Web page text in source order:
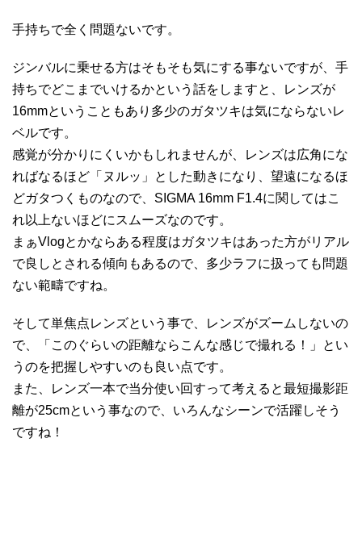
手持ちで全く問題ないです。
ジンバルに乗せる方はそもそも気にする事ないですが、手
持ちでどこまでいけるかという話をしますと、レンズが
16mmということもあり多少のガタツキは気にならないレ
ベルです。
感覚が分かりにくいかもしれませんが、レンズは広角にな
ればなるほど「ヌルッ」とした動きになり、望遠になるほ
どガタつくものなので、SIGMA 16mm F1.4に関してはこ
れ以上ないほどにスムーズなのです。
まぁVlogとかならある程度はガタツキはあった方がリアル
で良しとされる傾向もあるので、多少ラフに扱っても問題
ない範疇ですね。
そして単焦点レンズという事で、レンズがズームしないの
で、「このぐらいの距離ならこんな感じで撮れる！」とい
うのを把握しやすいのも良い点です。
また、レンズ一本で当分使い回すって考えると最短撮影距
離が25cmという事なので、いろんなシーンで活躍しそう
ですね！